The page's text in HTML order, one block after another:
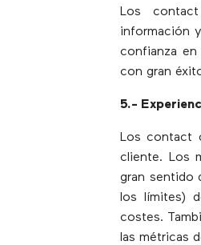
Los
información
confianza en
con gran
5.-
Los contact
cliente. Los
gran sentido
los límites)
costes.
las métricas